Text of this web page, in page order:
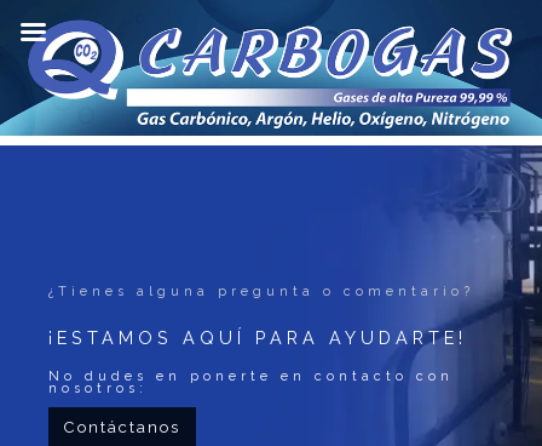
info@carbogas.com.bo 77670167
¿Tienes alguna pregunta o comentario?
¡ESTAMOS AQUÍ PARA AYUDARTE!
No dudes en ponerte en contacto con
nosotros:
Contáctanos